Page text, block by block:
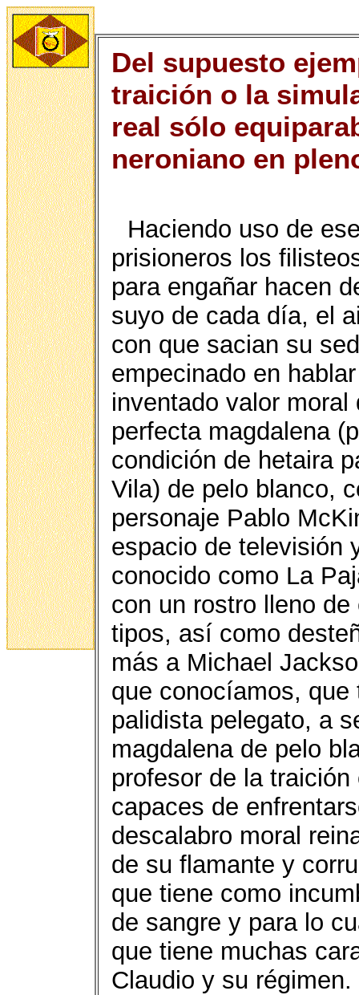
Del supuesto
traición o la
real sólo
neroniano en
Haciendo uso de
prisioneros los
para engañar hacen
suyo de cada día, el
con que sacian su
empecinado en
inventado valor
perfecta magdalena
condición de hetaira
Vila) de pelo blanco,
personaje Pablo
espacio de televisión
conocido como La
con un rostro lleno
tipos, así como
más a Michael
que conocíamos,
palidista pelegato, a
magdalena de pelo
profesor de la
capaces de
descalabro moral
de su flamante y
que tiene como
de sangre y para lo
que tiene muchas
Claudio y su régimen.